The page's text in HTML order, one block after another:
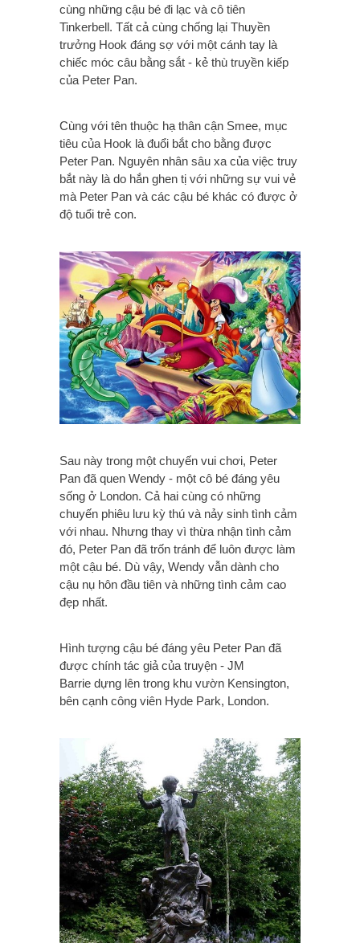
cùng những cậu bé đi lạc và cô tiên
Tinkerbell. Tất cả cùng chống lại Thuyền
trưởng Hook đáng sợ với một cánh tay là
chiếc móc câu bằng sắt - kẻ thù truyền kiếp
của Peter Pan.
Cùng với tên thuộc hạ thân cận Smee, mục
tiêu của Hook là đuổi bắt cho bằng được
Peter Pan. Nguyên nhân sâu xa của việc truy
bắt này là do hắn ghen tị với những sự vui vẻ
mà Peter Pan và các cậu bé khác có được ở
độ tuổi trẻ con.
Sau này trong một chuyến vui chơi, Peter
Pan đã quen Wendy - một cô bé đáng yêu
sống ở London. Cả hai cùng có những
chuyến phiêu lưu kỳ thú và nảy sinh tình cảm
với nhau. Nhưng thay vì thừa nhận tình cảm
đó, Peter Pan đã trốn tránh để luôn được làm
một cậu bé. Dù vậy, Wendy vẫn dành cho
cậu nụ hôn đầu tiên và những tình cảm cao
đẹp nhất.
Hình tượng cậu bé đáng yêu Peter Pan đã
được chính tác giả của truyện - JM
Barrie dựng lên trong khu vườn Kensington,
bên cạnh công viên Hyde Park, London.